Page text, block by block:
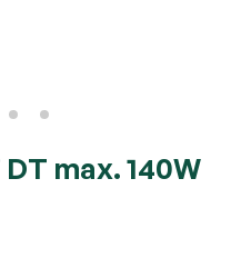
max. 140W